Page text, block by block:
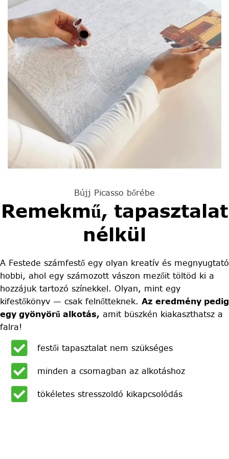
Bújj Picasso bőrébe
Remekmű, tapasztalat
nélkül
A Festede számfestő egy olyan kreatív és megnyugtató
hobbi, ahol egy számozott vászon mezőit töltöd ki a
hozzájuk tartozó színekkel. Olyan, mint egy
kifestőkönyv — csak felnőtteknek. Az eredmény pedig
egy gyönyörű alkotás, amit büszkén kiakaszthatsz a
falra!
festői tapasztalat nem szükséges
minden a csomagban az alkotáshoz
tökéletes stresszoldó kikapcsolódás